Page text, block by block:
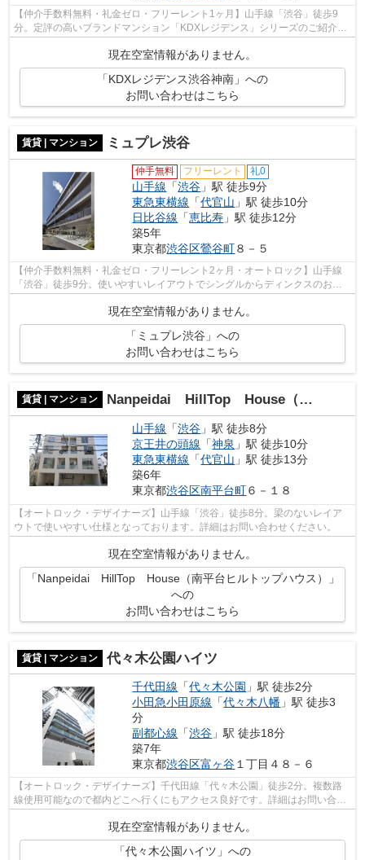
【仲介手数料無料・礼金ゼロ・フリーレント1ヶ月】山手線「渋谷」徒歩9
分。定評の高いブランドマンション「KDXレジデンス」シリーズのご紹介で
現在空室情報がありません。
「KDXレジデンス渋谷神南」への
お問い合わせはこちら
賃貸 | マンション ミュプレ渋谷
仲手無料 フリーレント 礼0
山手線 「渋谷 」駅 徒歩9分
東急東横線 「代官山 」駅 徒歩10分
日比谷線 「恵比寿 」駅 徒歩12分
築5年
東京都渋谷区鶯谷町８－５
【仲介手数料無料・礼金ゼロ・フリーレント2ヶ月・オートロック】山手線
「渋谷」徒歩9分。使いやすいレイアウトでシングルからディンクスのお客
現在空室情報がありません。
「ミュプレ渋谷」への
お問い合わせはこちら
賃貸 | マンション Nanpeidai HillTop House（南平台ヒルトップハウス）
山手線 「渋谷 」駅 徒歩8分
京王井の頭線 「神泉 」駅 徒歩10分
東急東横線 「代官山 」駅 徒歩13分
築6年
東京都渋谷区南平台町６－１８
【オートロック・デザイナーズ】山手線「渋谷」徒歩8分。梁のないレイア
ウトで使いやすい仕様となっております。詳細はお問い合わせください。
現在空室情報がありません。
「Nanpeidai HillTop House（南平台ヒルトップハウス）」
への
お問い合わせはこちら
賃貸 | マンション 代々木公園ハイツ
千代田線 「代々木公園 」駅 徒歩2分
小田急小田原線 「代々木八幡 」駅 徒歩3
分
副都心線 「渋谷 」駅 徒歩18分
築7年
東京都渋谷区富ヶ谷１丁目４８－６
【オートロック・デザイナーズ】千代田線「代々木公園」徒歩2分。複数路
線使用可能なので都内どこへ行くにもアクセス良好です。詳細はお問い合わ
現在空室情報がありません。
「代々木公園ハイツ」への